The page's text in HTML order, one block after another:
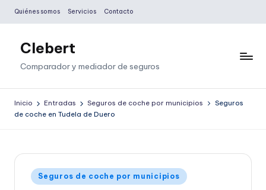
Saltar
contenido
Quiénes somos Servicios Contacto
Clebert
Comparador y mediador de seguros
Inicio Entradas Seguros de coche por municipios
Seguros
de coche en Tudela de Duero
Publicado
en
Seguros de coche por municipios